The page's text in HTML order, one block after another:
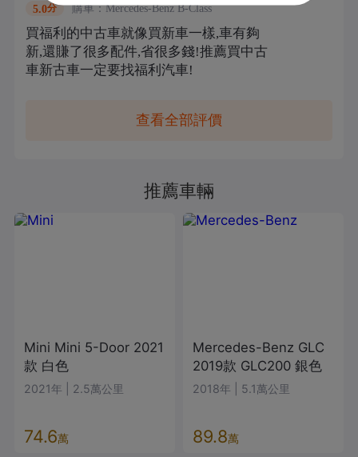
5.0分 購車：Mercedes-Benz B-Class
買福利的中古車就像買新車一樣,車有夠
新,還賺了很多配件,省很多錢!推薦買中古
車新古車一定要找福利汽車!
查看全部評價
推薦車輛
Mini Mini 5-Door 2021
款 白色
2021年 2.5萬公里
74.6萬
Mercedes-Benz GLC
2019款 GLC200 銀色
2018年 5.1萬公里
89.8萬